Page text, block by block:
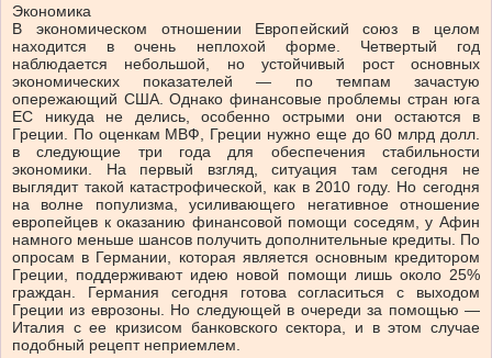
Экономика
В экономическом отношении Европейский союз в целом
находится в очень неплохой форме. Четвертый год
наблюдается небольшой, но устойчивый рост основных
экономических показателей — по темпам зачастую
опережающий США. Однако финансовые проблемы стран юга
ЕС никуда не делись, особенно острыми они остаются в
Греции. По оценкам МВФ, Греции нужно еще до 60 млрд долл.
в следующие три года для обеспечения стабильности
экономики. На первый взгляд, ситуация там сегодня не
выглядит такой катастрофической, как в 2010 году. Но сегодня
на волне популизма, усиливающего негативное отношение
европейцев к оказанию финансовой помощи соседям, у Афин
намного меньше шансов получить дополнительные кредиты. По
опросам в Германии, которая является основным кредитором
Греции, поддерживают идею новой помощи лишь около 25%
граждан. Германия сегодня готова согласиться с выходом
Греции из еврозоны. Но следующей в очереди за помощью —
Италия с ее кризисом банковского сектора, и в этом случае
подобный рецепт неприемлем.